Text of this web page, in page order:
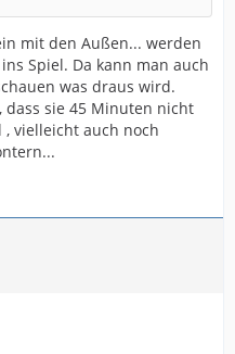
mit den Außen... werden
Spiel. Da kann man auch
was draus wird.
dass sie 45 Minuten nicht
vielleicht auch noch